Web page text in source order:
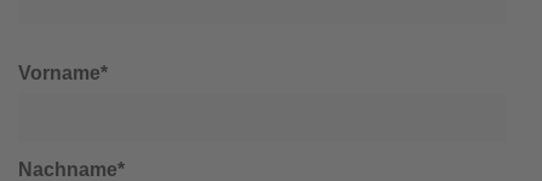
Vorname*
Nachname*